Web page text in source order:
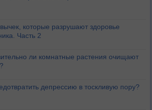
которые разрушают здоровье
Часть 2
ли комнатные растения очищают
депрессию в тоскливую пору?